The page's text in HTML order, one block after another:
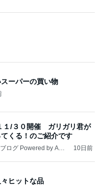
ーパーの買い物
１/３０開催 ガリガリ君が
くる！のご紹介です
ログ Powered by Ame
10日前
ヒットな品